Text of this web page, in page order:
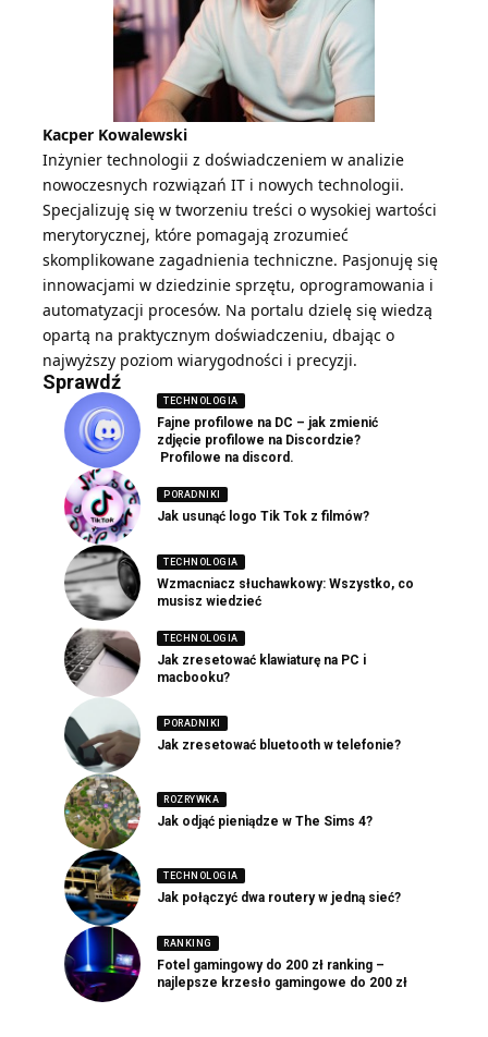
Kacper Kowalewski
Inżynier technologii z doświadczeniem w analizie
nowoczesnych rozwiązań IT i nowych technologii.
Specjalizuję się w tworzeniu treści o wysokiej wartości
merytorycznej, które pomagają zrozumieć
skomplikowane zagadnienia techniczne. Pasjonuję się
innowacjami w dziedzinie sprzętu, oprogramowania i
automatyzacji procesów. Na portalu dzielę się wiedzą
opartą na praktycznym doświadczeniu, dbając o
najwyższy poziom wiarygodności i precyzji.
Sprawdź
TECHNOLOGIA
Fajne profilowe na DC – jak zmienić
zdjęcie profilowe na Discordzie?
Profilowe na discord.
PORADNIKI
Jak usunąć logo Tik Tok z filmów?
TECHNOLOGIA
Wzmacniacz słuchawkowy: Wszystko, co
musisz wiedzieć
TECHNOLOGIA
Jak zresetować klawiaturę na PC i
macbooku?
PORADNIKI
Jak zresetować bluetooth w telefonie?
ROZRYWKA
Jak odjąć pieniądze w The Sims 4?
TECHNOLOGIA
Jak połączyć dwa routery w jedną sieć?
RANKING
Fotel gamingowy do 200 zł ranking –
najlepsze krzesło gamingowe do 200 zł